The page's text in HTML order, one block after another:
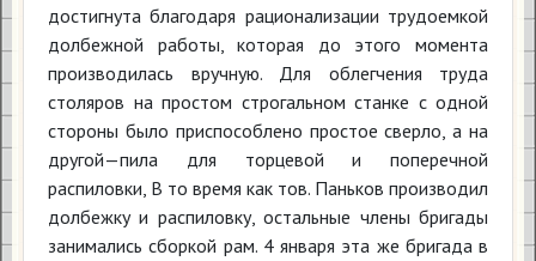
достигнута благодаря рационализации трудоемкой
долбежной работы, которая до этого момента
производилась вручную. Для облегчения труда
столяров на простом строгальном станке с одной
стороны было приспособлено простое сверло, а на
другой—пила для торцевой и поперечной
распиловки, В то время как тов. Паньков производил
долбежку и распиловку, остальные члены бригады
занимались сборкой рам. 4 января эта же бригада в